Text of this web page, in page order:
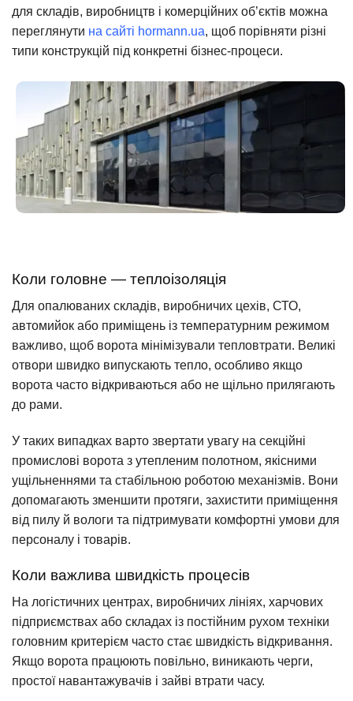
для складів, виробництв і комерційних об’єктів можна
переглянути на сайті hormann.ua, щоб порівняти різні
типи конструкцій під конкретні бізнес-процеси.
Коли головне — теплоізоляція
Для опалюваних складів, виробничих цехів, СТО,
автомийок або приміщень із температурним режимом
важливо, щоб ворота мінімізували тепловтрати. Великі
отвори швидко випускають тепло, особливо якщо
ворота часто відкриваються або не щільно прилягають
до рами.
У таких випадках варто звертати увагу на секційні
промислові ворота з утепленим полотном, якісними
ущільненнями та стабільною роботою механізмів. Вони
допомагають зменшити протяги, захистити приміщення
від пилу й вологи та підтримувати комфортні умови для
персоналу і товарів.
Коли важлива швидкість процесів
На логістичних центрах, виробничих лініях, харчових
підприємствах або складах із постійним рухом техніки
головним критерієм часто стає швидкість відкривання.
Якщо ворота працюють повільно, виникають черги,
простої навантажувачів і зайві втрати часу.